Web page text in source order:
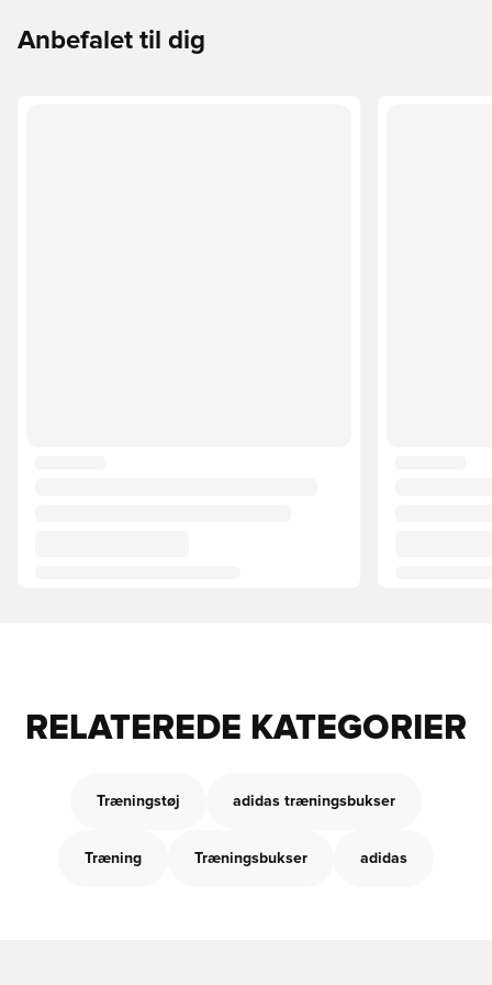
Anbefalet til dig
RELATEREDE KATEGORIER
Træningstøj adidas træningsbukser
Træning Træningsbukser adidas